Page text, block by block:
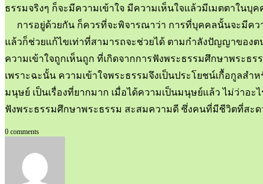
ธรรมจริงๆ ก็จะมีความเข้าใจ มีความเห็นใจแล้วมีเมตตาในบุ
การอยู่ด้วยกัน ก็ควรที่จะพิจารณาว่า การที่บุคคลนั้นจะมีควา
แล้วก็ช่วยแก้ไขเท่าที่สามารถจะช่วยได้ ตามกำลังปัญญาของ
ความเข้าใจถูกเห็นถูก ที่เกิดจากการฟังพระธรรมศึกษาพระธ
เพราะฉะนั้น ความเข้าใจพระธรรมจึงเป็นประโยชน์เกื้อกูลสำ
มนุษย์ เป็นเรื่องที่ยากมาก เมื่อได้ความเป็นมนุษย์แล้ว ไม่ว่าอ
ฟังพระธรรมศึกษาพระธรรม สะสมความดี ซึ่งคนที่มีชีวิตที่สะ
0 comments